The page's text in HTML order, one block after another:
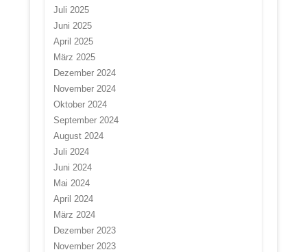
Juli 2025
Juni 2025
April 2025
März 2025
Dezember 2024
November 2024
Oktober 2024
September 2024
August 2024
Juli 2024
Juni 2024
Mai 2024
April 2024
März 2024
Dezember 2023
November 2023